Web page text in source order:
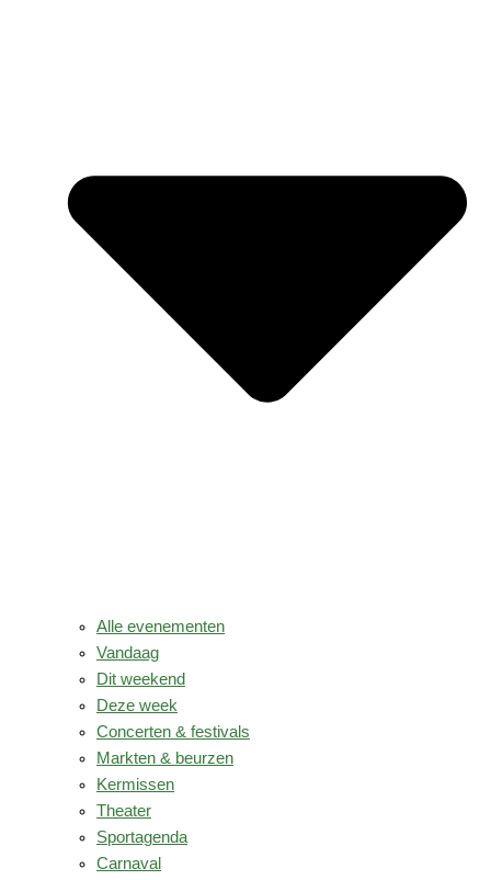
Alle evenementen
Vandaag
Dit weekend
Deze week
Concerten & festivals
Markten & beurzen
Kermissen
Theater
Sportagenda
Carnaval